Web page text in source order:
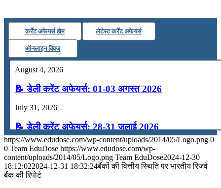
कर्रेंट अफेयर्स होम लेटेस्ट कर्रेंट अफेयर्स
ऑनलाइन क्विज
August 4, 2026
📝 डेली करेंट अफेयर्स: 01-03 अगस्त 2026
July 31, 2026
📝 डेली करेंट अफेयर्स: 28-31 जुलाई 2026
July 28, 2026
📝 डेली करेंट अफेयर्स: 25-27 जुलाई 2026
https://www.edudose.com/wp-content/uploads/2014/05/Logo.png 0
0 Team EduDose https://www.edudose.com/wp-
content/uploads/2014/05/Logo.png Team EduDose2024-12-30
18:12:022024-12-31 18:32:24बैंकों की वित्तीय स्थिति पर भारतीय रिजर्व
बैंक की रिपोर्ट